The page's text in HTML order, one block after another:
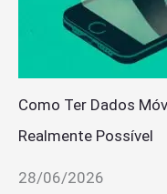
Como Ter Dados
Realmente Possível
28/06/2026